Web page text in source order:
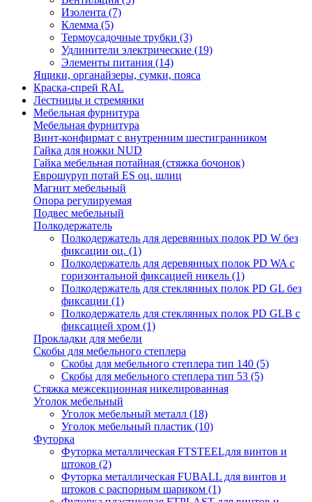
Изолента (7)
Клемма (5)
Термоусадочные трубки (3)
Удлинители электрические (19)
Элементы питания (14)
Ящики, органайзеры, сумки, пояса
Краска-спрей RAL
Лестницы и стремянки
Мебельная фурнитура
Мебельная фурнитура
Винт-конфирмат с внутренним шестигранником
Гайка для ножки NUD
Гайка мебельная потайная (стяжка бочонок)
Еврошуруп потай ES оц. шлиц
Магнит мебельный
Опора регулируемая
Подвес мебельный
Полкодержатель
Полкодержатель для деревянных полок PD W без
фиксации оц. (1)
Полкодержатель для деревянных полок PD WA с
горизонтальной фиксацией никель (1)
Полкодержатель для стеклянных полок PD GL без
фиксации (1)
Полкодержатель для стеклянных полок PD GLВ с
фиксацией хром (1)
Прокладки для мебели
Скобы для мебельного степлера
Скобы для мебельного степлера тип 140 (5)
Скобы для мебельного степлера тип 53 (5)
Стяжка межсекционная никелированная
Уголок мебельный
Уголок мебельный металл (18)
Уголок мебельный пластик (10)
Футорка
Футорка металлическая FTSTEELдля винтов и
штоков (2)
Футорка металлическая FUBALL для винтов и
штоков с распорным шариком (1)